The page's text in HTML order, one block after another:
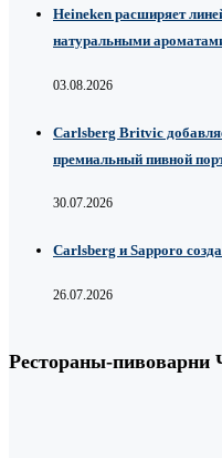
Heineken расширяет
натуральными
03.08.2026
Carlsberg Britvic
премиальный пивной
30.07.2026
Carlsberg и Sapporo
26.07.2026
Рестораны-пивоварни